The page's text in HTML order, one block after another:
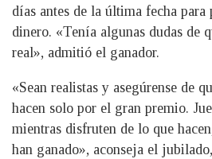
días antes de la última fecha para
dinero. «Tenía algunas dudas de
real», admitió el ganador.
«Sean realistas y asegúrense de
hacen solo por el gran premio.
mientras disfruten de lo que
han ganado», aconseja el